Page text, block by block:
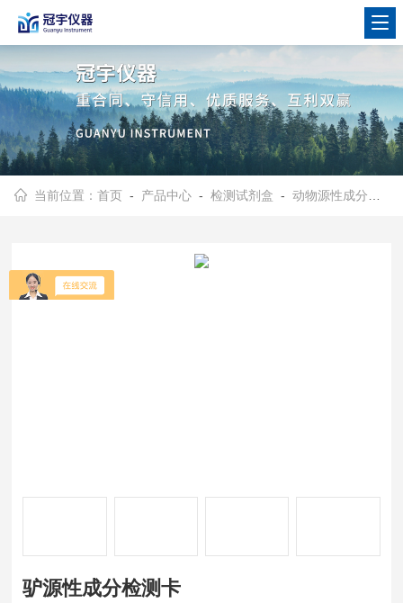
当前位置：首页 - 产品中心 -检测试剂盒 -动物源性成分检测试剂
驴源性成分检测卡